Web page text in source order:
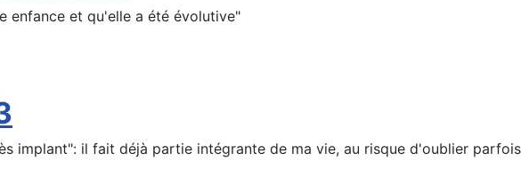
enfance et qu'elle a été évolutive"
implant": il fait déjà partie intégrante de ma vie, au risque d'oublier